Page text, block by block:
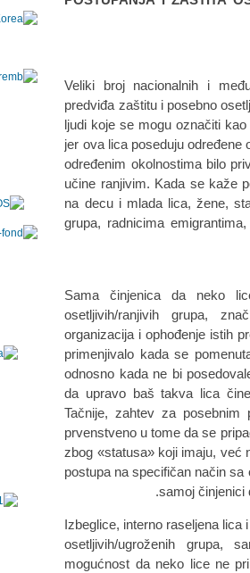
Veliki broj nacionalnih i
predviđa zaštitu i posebno
ljudi koje se mogu označiti
jer ova lica poseduju određene
određenim okolnostima bilo
učine ranjivim. Kada se kaže
na decu i mlada lica, žene,
grupa, radnicima
Sama činjenica da neko
osetljivih/ranjivih grupa,
organizacija i ophođenje istih
primenjivalo kada se
odnosno kada ne bi
da upravo baš takva lica
Tačnije, zahtev za posebnim
prvenstveno u tome da se
zbog «statusa» koji imaju, već
postupa na specifičan način
samoj činjenici
Izbeglice, interno raseljena lica
osetljivih/ugroženih grupa,
mogućnost da neko lice ne